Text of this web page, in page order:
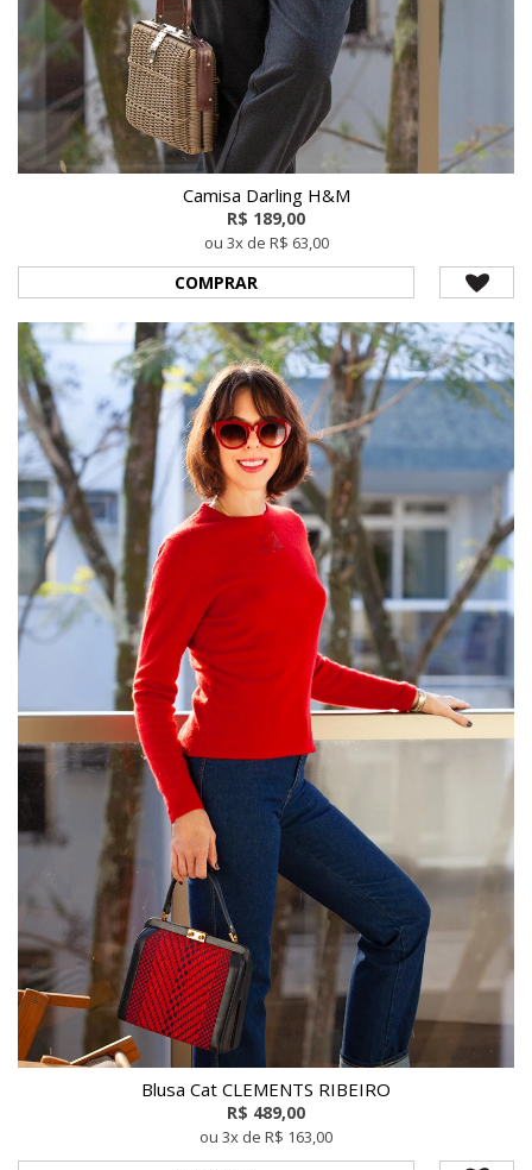
Camisa Darling H&M
R$ 189,00
ou 3x de R$ 63,00
COMPRAR
Blusa Cat CLEMENTS RIBEIRO
R$ 489,00
ou 3x de R$ 163,00